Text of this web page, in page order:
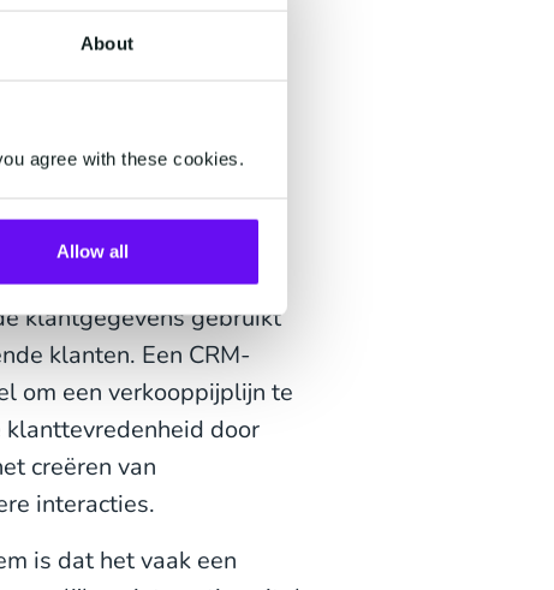
About
agree with these cookies.
Allow all
kleine bedrijven om:
op het gebied van
klantgegevens gebruikt
klanten. Een CRM-
om een ​​verkooppijplijn te
klanttevredenheid door
creëren van
interacties.
is dat het vaak een